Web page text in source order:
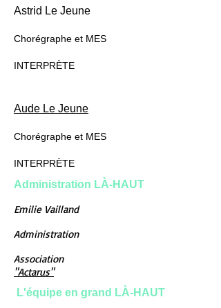
Astrid Le Jeune
Chorégraphe et MES
INTERPRÈTE
Aude Le Jeune
Chorégraphe et MES
INTERPRÈTE
Administration LÀ-HAUT
Emilie Vailland
Administration
Association
"Actarus"
L'équipe en grand LÀ-HAUT